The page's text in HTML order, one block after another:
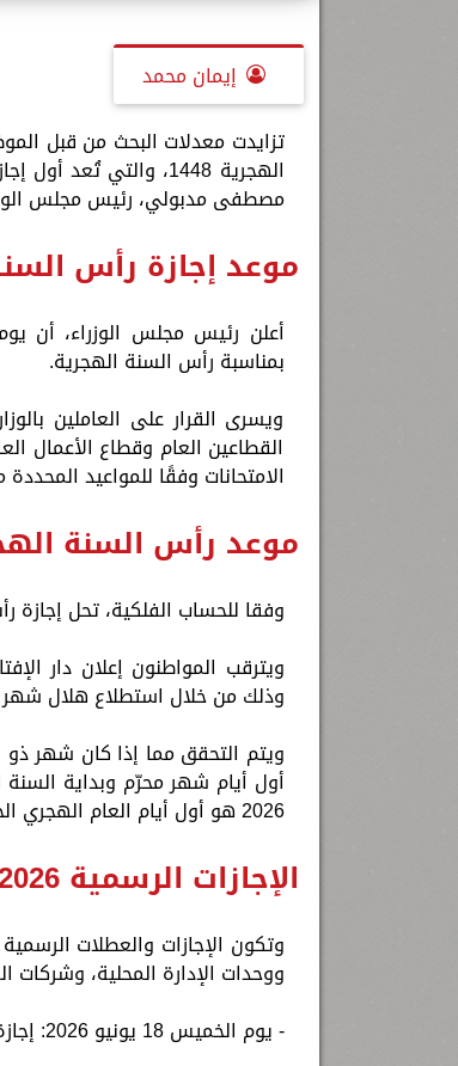
إيمان محمد
تزايدت معدلات البحث من قبل
الهجرية 1448، والتي
مصطفى مدبولي، رئيس مجلس
موعد إجازة رأس السنة
بمناسبة رأس السنة الهجرية.
ويسرى القرار على العاملين
القطاعين العام وقطاع الأعمال
الامتحانات وفقًا للمواعيد
موعد رأس السنة
وفقا للحساب الفلكية، تحل إجازة رأس السنة الهجرية لعام
وذلك من خلال استطلاع هلال شهر محرّم،
2026 هو أول أيام العام الهجري الجديد 1448هـ.
الإجازات الرسمية 2026
وتكون الإجازات والعطلات
ووحدات الإدارة المحلية، وشركات
- يوم الخميس 18 يونيو 2026: إجازة رسمية بمناسبة رأس السنة الهجرية.